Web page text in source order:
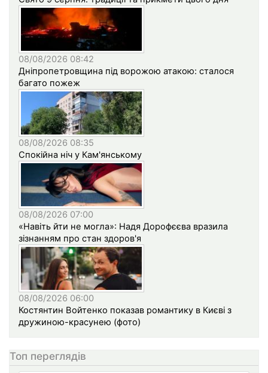
08/08/2026 08:42
Дніпропетровщина під ворожою атакою: сталося
багато пожеж
08/08/2026 08:35
Спокійна ніч у Кам'янському
08/08/2026 07:00
«Навіть йти не могла»: Надя Дорофєєва вразила
зізнанням про стан здоров'я
08/08/2026 06:00
Костянтин Войтенко показав романтику в Києві з
дружиною-красунею (фото)
Топ переглядів